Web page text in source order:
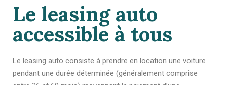
Le leasing auto
accessible à tous
Le leasing auto consiste à prendre en location une voiture
pendant une durée déterminée (généralement comprise